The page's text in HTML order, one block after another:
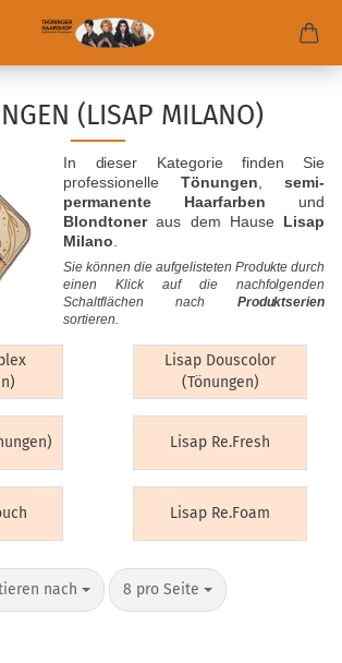
(LISAP MILANO)
In dieser Kategorie finden Sie
professionelleTönungen ,semi-
permanente Haarfarben und
Blondtoneraus dem Hause Lisap
Milano
Sie können die aufgelisteten Produkte durch
einen Klick auf die nachfolgenden
Schaltflächen nach Produktserien
sortieren.
Lisap Douscolor
(Tönungen)
Lisap Re.Fresh
Lisap Re.Foam
nach 8 pro Seite